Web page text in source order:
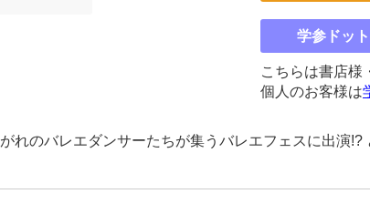
学参ドッ
こちらは書店様
個人のお客様は
れのバレエダンサーたちが集うバレエフェスに出演!?